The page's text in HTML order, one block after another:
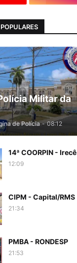
Militar da
de Polícia - 08:12
14ª COORPIN - Irecê
12:09
CIPM - Capital/RMS
21:34
PMBA - RONDESP
21:53